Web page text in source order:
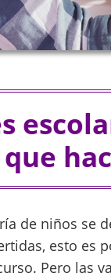
de niños se
esto es
Pero las